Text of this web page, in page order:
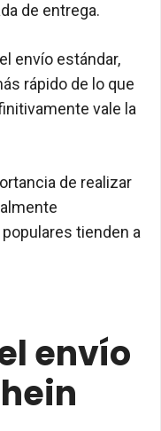
de entrega.
envío estándar,
rápido de lo que
vale la
de realizar
tienden a
envío